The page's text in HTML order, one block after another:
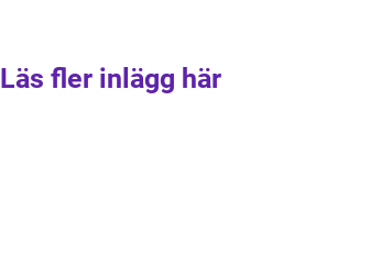
Läs fler inlägg här